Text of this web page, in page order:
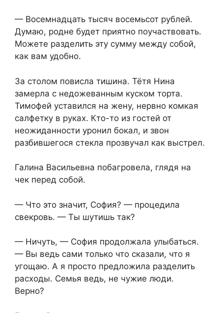
— Восемнадцать тысяч восемьсот рублей.
Думаю, родне будет приятно поучаствовать.
Можете разделить эту сумму между собой,
как вам удобно.
За столом повисла тишина. Тётя Нина
замерла с недожеванным куском торта.
Тимофей уставился на жену, нервно комкая
салфетку в руках. Кто-то из гостей от
неожиданности уронил бокал, и звон
разбившегося стекла прозвучал как выстрел.
Галина Васильевна побагровела, глядя на
чек перед собой.
— Что это значит, София? — процедила
свекровь. — Ты шутишь так?
— Ничуть, — София продолжала улыбаться.
— Вы ведь сами только что сказали, что я
угощаю. А я просто предложила разделить
расходы. Семья ведь, не чужие люди.
Верно?